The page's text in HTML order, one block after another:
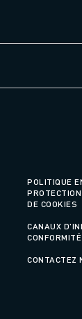
POLITIQUE
DE COOKIES
CANAUX
CONFORMITÉ
CONTACTEZ